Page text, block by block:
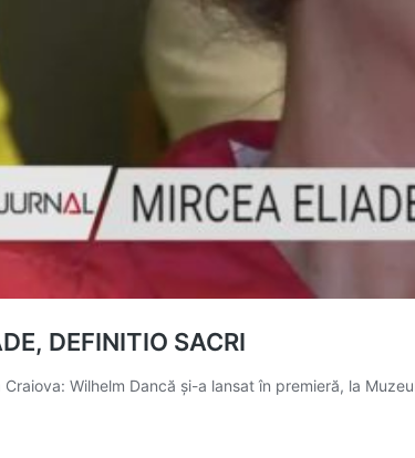
DEFINITIO SACRI
Craiova: Wilhelm Dancă și-a lansat în premieră, la